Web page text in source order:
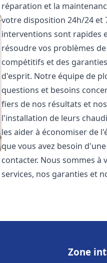
réparation et la
votre disposition 24h/24 et
interventions sont rapides
résoudre vos problèmes
compétitifs et des
d'esprit. Notre équipe de
questions et besoins
fiers de nos résultats et
l'installation de leurs
les aider à économiser de
que vous avez besoin
contacter. Nous sommes
services, nos garanties et
Zone